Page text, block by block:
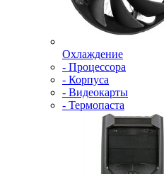
Охлаждение
- Процессора
- Корпуса
- Видеокарты
- Термопаста